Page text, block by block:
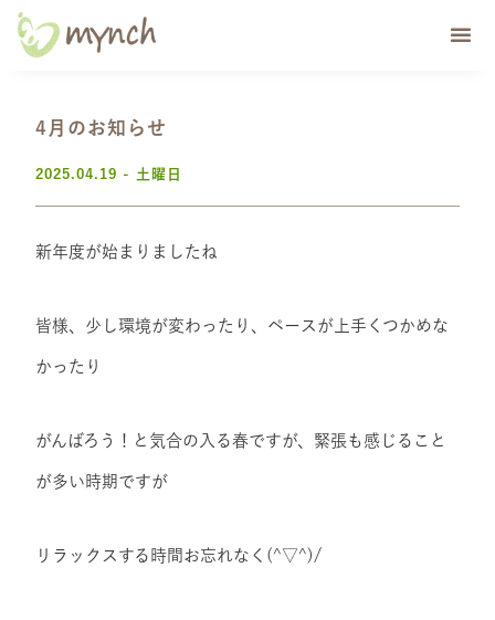
4月のお知らせ
2025.04.19 - 土曜日
新年度が始まりましたね
皆様、少し環境が変わったり、ペースが上手くつかめな
かったり
がんばろう！と気合の入る春ですが、緊張も感じること
が多い時期ですが
リラックスする時間お忘れなく(^▽^)/